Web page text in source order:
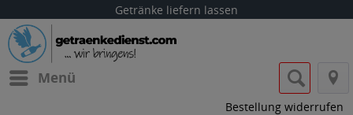
Getränke liefern lassen
Menü
Bestellung widerrufen